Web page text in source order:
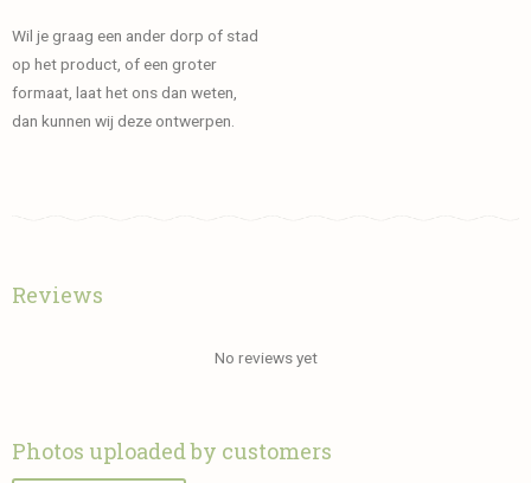
Wil je graag een ander dorp of stad
op het product, of een groter
formaat, laat het ons dan weten,
dan kunnen wij deze ontwerpen.
Reviews
No reviews yet
Photos uploaded by customers